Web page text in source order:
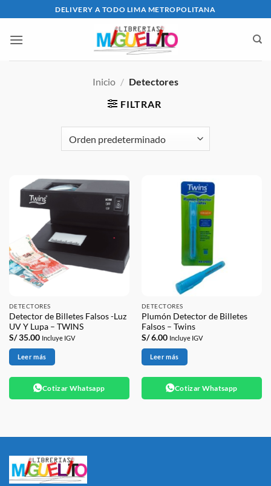
al
contenido
DELIVERY A TODO LIMA METROPOLITANA
Inicio / Detectores
FILTRAR
DETECTORES
Detector de Billetes Falsos -Luz
UV Y Lupa – TWINS
S/35.00 Incluye IGV
Leer más
Cotizar Whatsapp
DETECTORES
Plumón Detector de Billetes
Falsos – Twins
S/6.00 Incluye IGV
Leer más
Cotizar Whatsapp